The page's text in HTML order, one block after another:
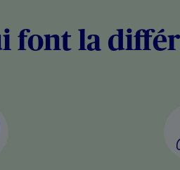
font la